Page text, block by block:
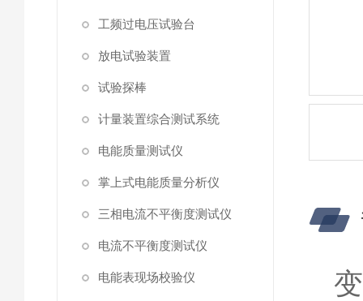
工频过电压试验台
放电试验装置
试验探棒
计量装置综合测试系统
电能质量测试仪
掌上式电能质量分析仪
三相电流不平衡度测试仪
电流不平衡度测试仪
电能表现场校验仪